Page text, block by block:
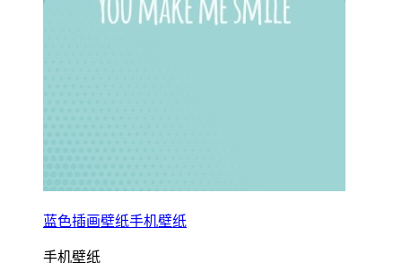
蓝色插画壁纸手机壁纸
手机壁纸